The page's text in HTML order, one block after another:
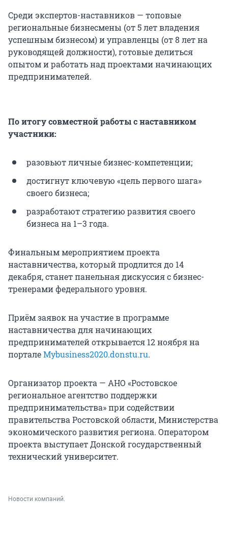
Среди экспертов-наставников — топовые
региональные бизнесмены (от 5 лет владения
успешным бизнесом) и управленцы (от 8 лет на
руководящей должности), готовые делиться
опытом и работать над проектами начинающих
предпринимателей.
По итогу совместной работы с наставником
участники:
разовьют личные бизнес-компетенции;
достигнут ключевую «цель первого шага»
своего бизнеса;
разработают стратегию развития своего
бизнеса на 1–3 года.
Финальным мероприятием проекта
наставничества, который продлится до 14
декабря, станет панельная дискуссия с бизнес-
тренерами федерального уровня.
Приём заявок на участие в программе
наставничества для начинающих
предпринимателей открывается 12 ноября на
порталеMybusiness2020.donstu.ru.
Организатор проекта — АНО «Ростовское
региональное агентство поддержки
предпринимательства» при содействии
правительства Ростовской области, Министерства
экономического развития региона. Оператором
проекта выступает Донской государственный
технический университет.
Новости компаний.